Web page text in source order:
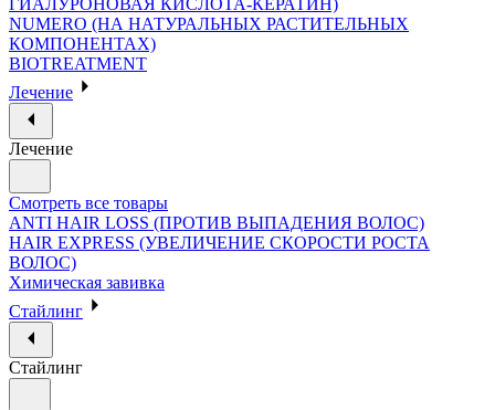
NUMERO (НА НАТУРАЛЬНЫХ РАСТИТЕЛЬНЫХ
КОМПОНЕНТАХ)
BIOTREATMENT
Лечение
Лечение
Смотреть все товары
ANTI HAIR LOSS (ПРОТИВ ВЫПАДЕНИЯ ВОЛОС)
HAIR EXPRESS (УВЕЛИЧЕНИЕ СКОРОСТИ РОСТА
ВОЛОС)
Химическая завивка
Стайлинг
Стайлинг